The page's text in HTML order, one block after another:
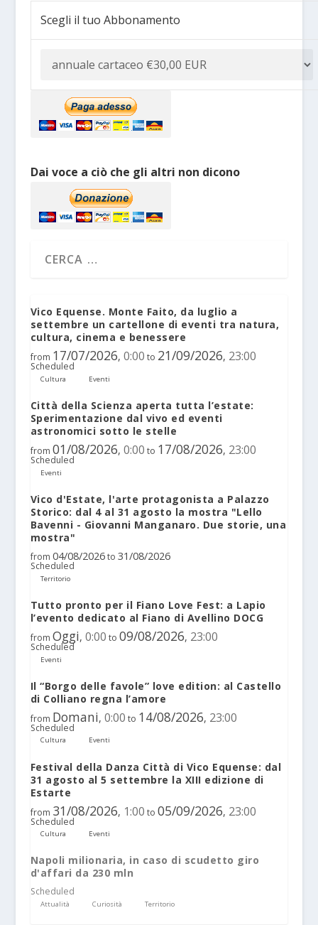
Scegli il tuo Abbonamento
Dai voce a ciò che gli altri non dicono
Vico Equense. Monte Faito, da luglio a
settembre un cartellone di eventi tra natura,
cultura, cinema e benessere
from 17/07/2026, 0:00 to 21/09/2026, 23:00
Scheduled
Cultura Eventi
Città della Scienza aperta tutta l’estate:
Sperimentazione dal vivo ed eventi
astronomici sotto le stelle
from 01/08/2026, 0:00 to 17/08/2026, 23:00
Scheduled
Eventi
Vico d'Estate, l'arte protagonista a Palazzo
Storico: dal 4 al 31 agosto la mostra "Lello
Bavenni - Giovanni Manganaro. Due storie, una
mostra"
from 04/08/2026 to 31/08/2026
Scheduled
Territorio
Tutto pronto per il Fiano Love Fest: a Lapio
l’evento dedicato al Fiano di Avellino DOCG
from Oggi, 0:00 to 09/08/2026, 23:00
Scheduled
Eventi
Il “Borgo delle favole” love edition: al Castello
di Colliano regna l’amore
from Domani, 0:00 to 14/08/2026, 23:00
Scheduled
Cultura Eventi
Festival della Danza Città di Vico Equense: dal
31 agosto al 5 settembre la XIII edizione di
Estarte
from 31/08/2026, 1:00 to 05/09/2026, 23:00
Scheduled
Cultura Eventi
Napoli milionaria, in caso di scudetto giro
d'affari da 230 mln
Scheduled
Attualità Curiosità Territorio